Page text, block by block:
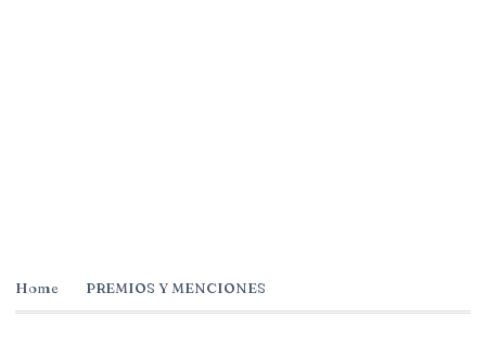
Home PREMIOS Y MENCIONES